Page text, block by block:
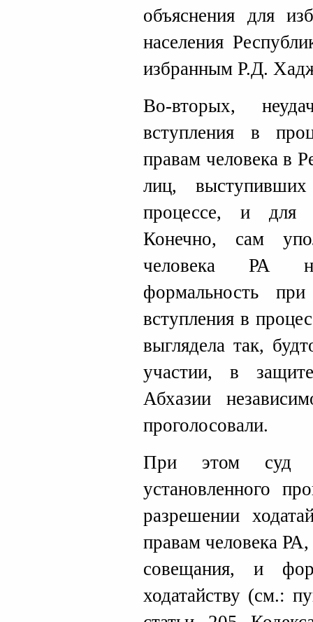
объяснения для
населения
избранным Р.Д.
Во-вторых,
вступления в
правам человека в
лиц,
процессе, и для
Конечно, сам
человека РА
формальность
вступления в
выглядела так,
участии, в
Абхазии
проголосовали.
При этом суд
установленного
разрешении
правам человека
совещания, и
ходатайству (см.: